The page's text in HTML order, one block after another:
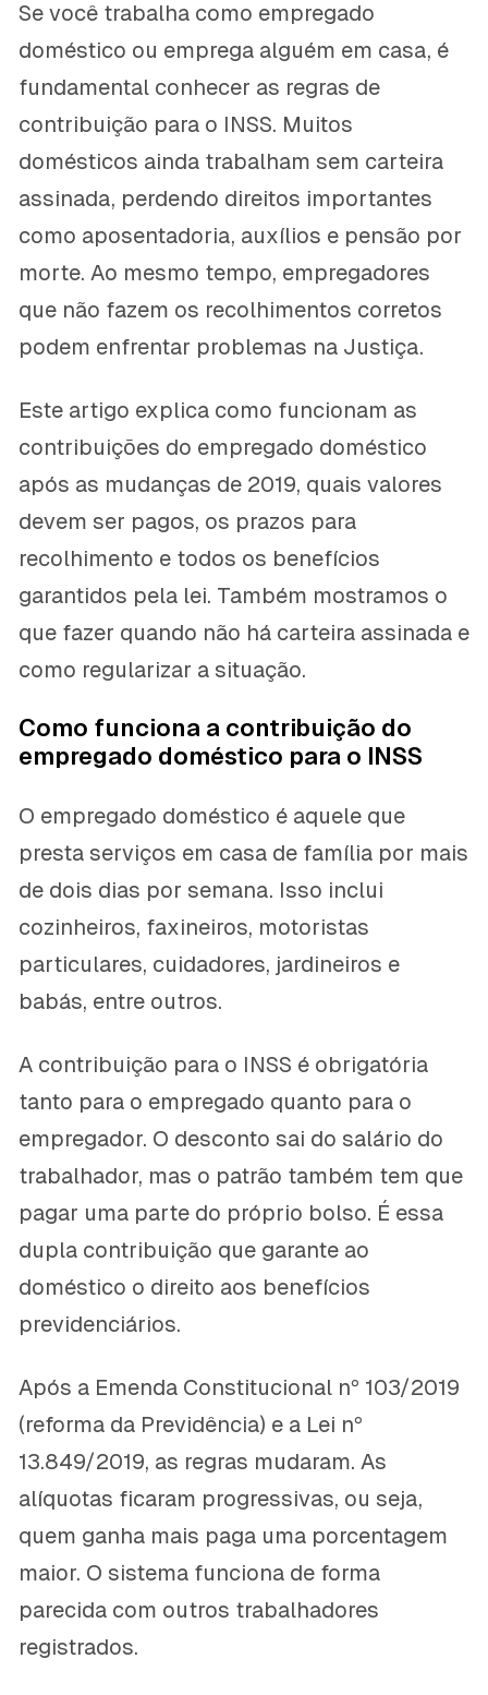
Se você trabalha como empregado
doméstico ou emprega alguém em casa, é
fundamental conhecer as regras de
contribuição para o INSS. Muitos
domésticos ainda trabalham sem carteira
assinada, perdendo direitos importantes
como aposentadoria, auxílios e pensão por
morte. Ao mesmo tempo, empregadores
que não fazem os recolhimentos corretos
podem enfrentar problemas na Justiça.
Este artigo explica como funcionam as
contribuições do empregado doméstico
após as mudanças de 2019, quais valores
devem ser pagos, os prazos para
recolhimento e todos os benefícios
garantidos pela lei. Também mostramos o
que fazer quando não há carteira assinada e
como regularizar a situação.
Como funciona a contribuição do
empregado doméstico para o INSS
O empregado doméstico é aquele que
presta serviços em casa de família por mais
de dois dias por semana. Isso inclui
cozinheiros, faxineiros, motoristas
particulares, cuidadores, jardineiros e
babás, entre outros.
A contribuição para o INSS é obrigatória
tanto para o empregado quanto para o
empregador. O desconto sai do salário do
trabalhador, mas o patrão também tem que
pagar uma parte do próprio bolso. É essa
dupla contribuição que garante ao
doméstico o direito aos benefícios
previdenciários.
Após a Emenda Constitucional nº 103/2019
(reforma da Previdência) e a Lei nº
13.849/2019, as regras mudaram. As
alíquotas ficaram progressivas, ou seja,
quem ganha mais paga uma porcentagem
maior. O sistema funciona de forma
parecida com outros trabalhadores
registrados.